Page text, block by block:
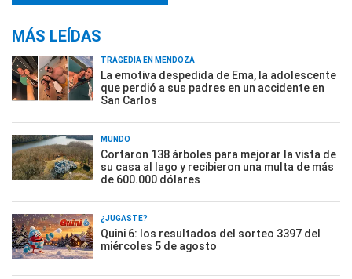
MÁS LEÍDAS
TRAGEDIA EN MENDOZA
La emotiva despedida de Ema, la adolescente
que perdió a sus padres en un accidente en
San Carlos
MUNDO
Cortaron 138 árboles para mejorar la vista de
su casa al lago y recibieron una multa de más
de 600.000 dólares
¿JUGASTE?
Quini 6: los resultados del sorteo 3397 del
miércoles 5 de agosto